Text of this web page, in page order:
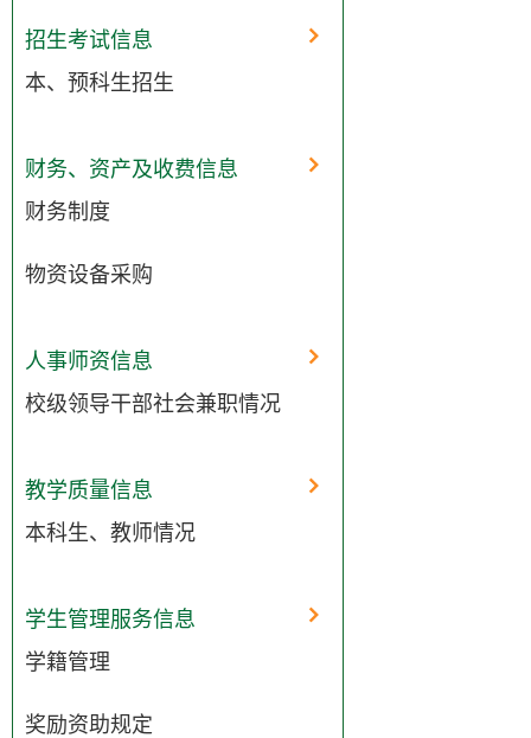
招生考试信息
本、预科生招生
财务、资产及收费信息
财务制度
物资设备采购
人事师资信息
校级领导干部社会兼职情况
教学质量信息
本科生、教师情况
学生管理服务信息
学籍管理
奖励资助规定